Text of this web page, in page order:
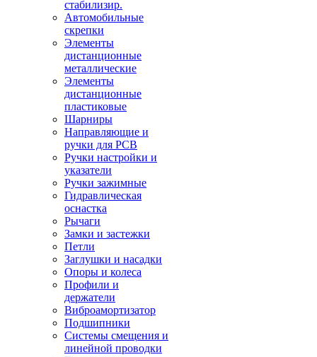
стабилизир.
Автомобильные
скрепки
Элементы
дистанционные
металлические
Элементы
дистанционные
пластиковые
Шарниры
Направляющие и
ручки для PCB
Ручки настройки и
указатели
Ручки зажимные
Гидравлическая
оснастка
Рычаги
Замки и застежки
Петли
Заглушки и насадки
Опоры и колеса
Профили и
держатели
Виброамортизатор
Подшипники
Системы смещения и
линейной проводки